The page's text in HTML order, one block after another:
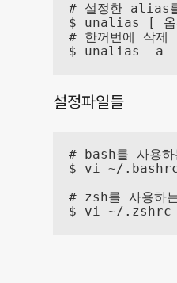
# 설정한 alias
$ unalias [ 옵
# 한꺼번에 삭제
$ unalias -a
설정파일들
# bash를 사용하
$ vi ~/
# zsh를 사용하
$ vi ~/.zshrc